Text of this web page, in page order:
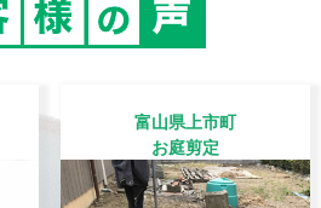
富山県上市町
お庭剪定